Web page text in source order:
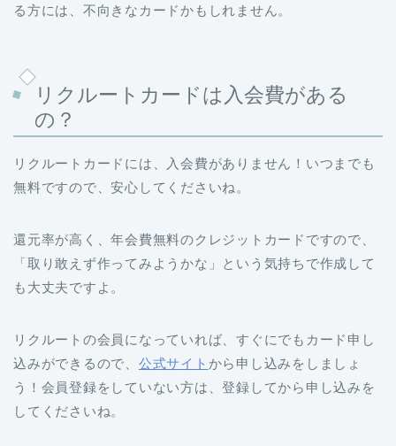
る方には、不向きなカードかもしれません。
リクルートカードは入会費がある
の？
リクルートカードには、入会費がありません！いつまでも
無料ですので、安心してくださいね。
還元率が高く、年会費無料のクレジットカードですので、
「取り敢えず作ってみようかな」という気持ちで作成して
も大丈夫ですよ。
リクルートの会員になっていれば、すぐにでもカード申し
込みができるので、 公式サイト から申し込みをしましょ
う！会員登録をしていない方は、登録してから申し込みを
してくださいね。